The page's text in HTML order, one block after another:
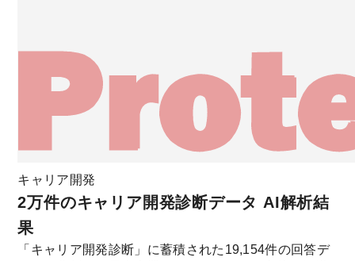
キャリア開発
2万件のキャリア開発診断データ AI解析結
果
「キャリア開発診断」に蓄積された19,154件の回答デ